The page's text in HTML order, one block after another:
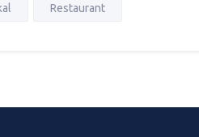
Restaurant